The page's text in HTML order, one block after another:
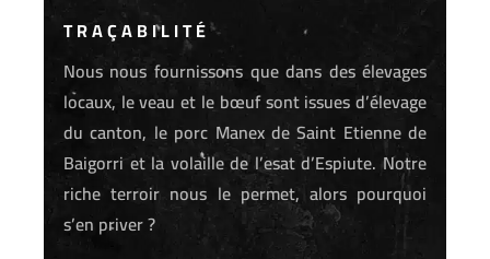
TRAÇABILITÉ
Nous nous fournissons que dans des élevages
locaux, le veau et le bœuf sont issues d’élevage
du canton, le porc Manex de Saint Etienne de
Baigorri et la volaille de l’esat d’Espiute. Notre
riche terroir nous le permet, alors pourquoi
s’en priver ?